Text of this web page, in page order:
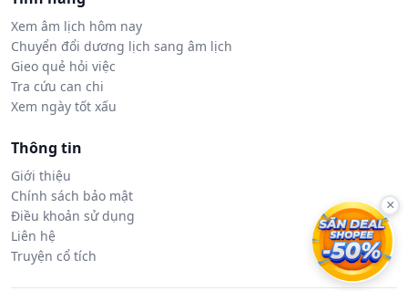
Xem âm lịch hôm nay
Chuyển đổi dương lịch sang âm lịch
Gieo quẻ hỏi việc
Tra cứu can chi
Xem ngày tốt xấu
Thông tin
Giới thiệu
Chính sách bảo mật
Điều khoản sử dụng
Liên hệ
Truyện cổ tích
×